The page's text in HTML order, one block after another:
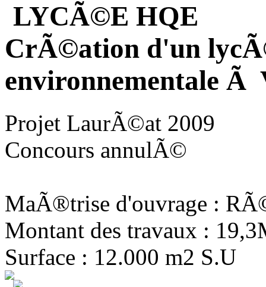
LYCÃ©E HQE
CrÃ©ation d'un
environnementale Ã
Projet LaurÃ©at 2009
Concours annulÃ©
MaÃ®trise d'ouvrage :
Montant des travaux :
Surface : 12.000 m2 S.U